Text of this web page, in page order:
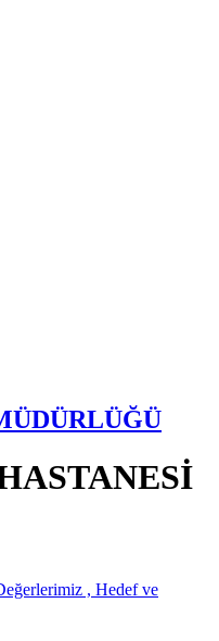
, Hedef ve